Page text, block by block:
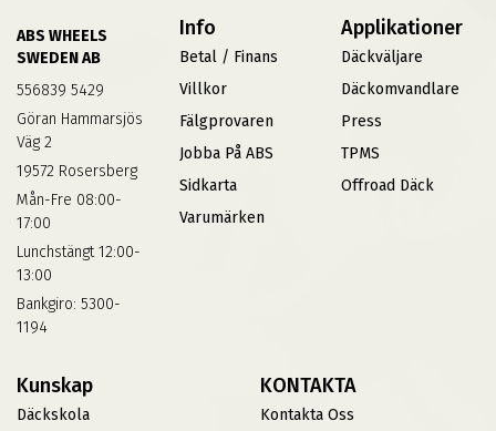
ABS WHEELS
SWEDEN AB
556839 5429
Göran Hammarsjös
Väg 2
19572 Rosersberg
Mån-Fre 08:00-
17:00
Lunchstängt 12:00-
13:00
Bankgiro: 5300-
1194
Info
Betal / Finans
Villkor
Fälgprovaren
Jobba På ABS
Sidkarta
Varumärken
Applikationer
Däckväljare
Däckomvandlare
Press
TPMS
Offroad Däck
Kunskap
Däckskola
KONTAKTA
Kontakta Oss